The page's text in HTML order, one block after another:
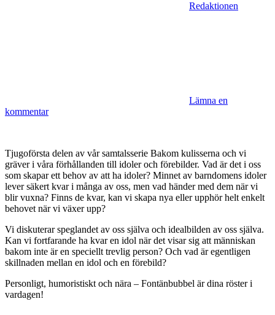
Redaktionen
Lämna en
kommentar
Tjugoförsta delen av vår samtalsserie Bakom kulisserna och vi
gräver i våra förhållanden till idoler och förebilder. Vad är det i oss
som skapar ett behov av att ha idoler? Minnet av barndomens idoler
lever säkert kvar i många av oss, men vad händer med dem när vi
blir vuxna? Finns de kvar, kan vi skapa nya eller upphör helt enkelt
behovet när vi växer upp?
Vi diskuterar speglandet av oss själva och idealbilden av oss själva.
Kan vi fortfarande ha kvar en idol när det visar sig att människan
bakom inte är en speciellt trevlig person? Och vad är egentligen
skillnaden mellan en idol och en förebild?
Personligt, humoristiskt och nära – Fontänbubbel är dina röster i
vardagen!